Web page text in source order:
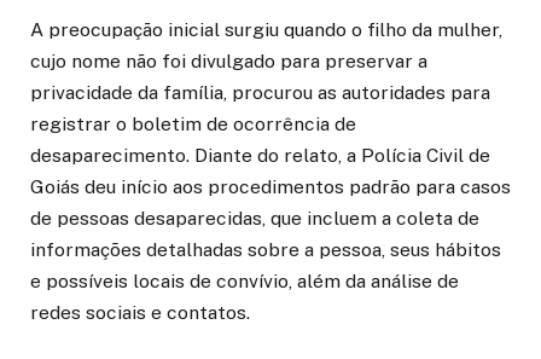
A preocupação inicial surgiu quando o filho da mulher,
cujo nome não foi divulgado para preservar a
privacidade da família, procurou as autoridades para
registrar o boletim de ocorrência de
desaparecimento. Diante do relato, a Polícia Civil de
Goiás deu início aos procedimentos padrão para casos
de pessoas desaparecidas, que incluem a coleta de
informações detalhadas sobre a pessoa, seus hábitos
e possíveis locais de convívio, além da análise de
redes sociais e contatos.